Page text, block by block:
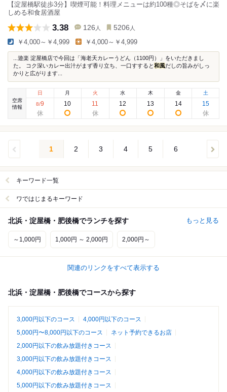
【淀屋橋駅徒歩3分】喫煙可能！料理メニューは約100種◎そばを〆に楽
しめる和食居酒屋
3.38 126 人 5206 人
￥4,000～￥4,999 ￥4,000～￥4,999
...遊楽 淀屋橋店で今回は「海老天カレーうどん（1100円）」をいただきまし
た。 コク深いカレー出汁がまず香り立ち、一口すすると和風だしの旨みがしっ
かりと広がります...
空席
情報
日
8/9
月
10
火
11
水
12
木
13
金
14
土
15
1 2 3 4 5 6
キーワード一覧
ワではじまるキーワード
北浜・淀屋橋・肥後橋でランチを探す もっと見る
～1,000円 1,000円 ～ 2,000円 2,000円～
関連のリンクをすべて表示する
北浜・淀屋橋・肥後橋でコースから探す
3,000円以下のコース
4,000円以下のコース
5,000円〜8,000円以下のコース
ネット予約できるお店
2,000円以下の飲み放題付きコース
3,000円以下の飲み放題付きコース
4,000円以下の飲み放題付きコース
5,000円以下の飲み放題付きコース